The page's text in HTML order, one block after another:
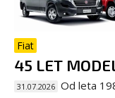
Fiat
45 LET
31.07.2026 Od leta